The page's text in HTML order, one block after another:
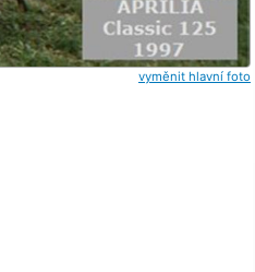
vyměnit hlavní foto